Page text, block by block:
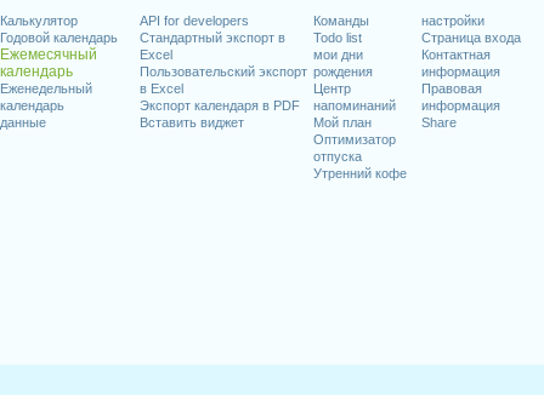
Калькулятор
Годовой календарь
Ежемесячный
календарь
Еженедельный
календарь
данные
API for developers
Стандартный экспорт в
Excel
Пользовательский экспорт
в Excel
Экспорт календаря в PDF
Вставить виджет
Команды
Todo list
мои дни
рождения
Центр
напоминаний
Мой план
Оптимизатор
отпуска
Утренний кофе
настройки
Страница входа
Контактная
информация
Правовая
информация
Share